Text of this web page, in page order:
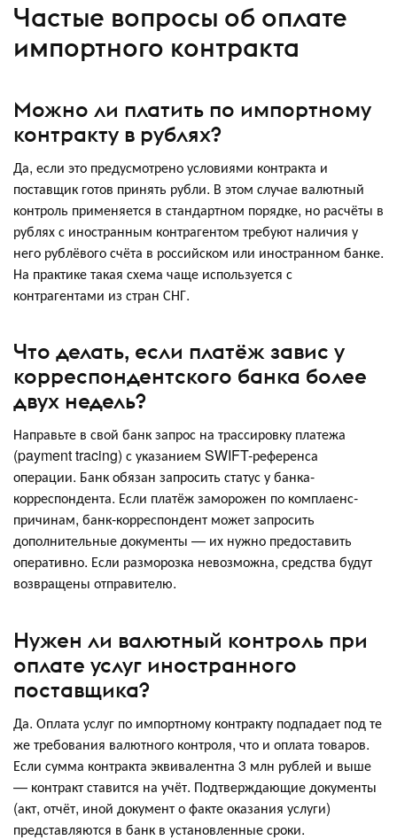
Частые вопросы об оплате
импортного контракта
Можно ли платить по импортному
контракту в рублях?
Да, если это предусмотрено условиями контракта и
поставщик готов принять рубли. В этом случае валютный
контроль применяется в стандартном порядке, но расчёты в
рублях с иностранным контрагентом требуют наличия у
него рублёвого счёта в российском или иностранном банке.
На практике такая схема чаще используется с
контрагентами из стран СНГ.
Что делать, если платёж завис у
корреспондентского банка более
двух недель?
Направьте в свой банк запрос на трассировку платежа
(payment tracing) с указанием SWIFT-референса
операции. Банк обязан запросить статус у банка-
корреспондента. Если платёж заморожен по комплаенс-
причинам, банк-корреспондент может запросить
дополнительные документы — их нужно предоставить
оперативно. Если разморозка невозможна, средства будут
возвращены отправителю.
Нужен ли валютный контроль при
оплате услуг иностранного
поставщика?
Да. Оплата услуг по импортному контракту подпадает под те
же требования валютного контроля, что и оплата товаров.
Если сумма контракта эквивалентна 3 млн рублей и выше
— контракт ставится на учёт. Подтверждающие документы
(акт, отчёт, иной документ о факте оказания услуги)
представляются в банк в установленные сроки.